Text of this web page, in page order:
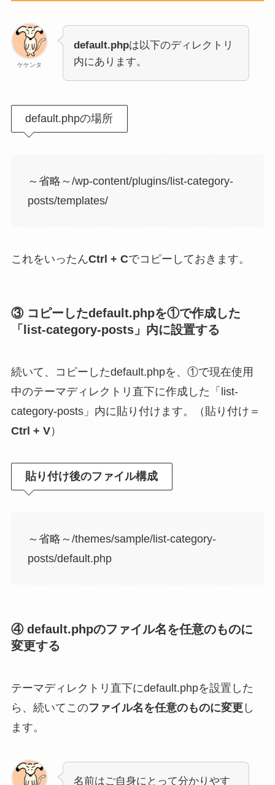
ケケンタ
default.phpは以下のディレクトリ
内にあります。
default.phpの場所
～省略～/wp-content/plugins/list-category-
posts/templates/
これをいったんCtrl + Cでコピーしておきます。
③ コピーしたdefault.phpを①で作成した
「list-category-posts」内に設置する
続いて、コピーしたdefault.phpを、①で現在使用
中のテーマディレクトリ直下に作成した「list-
category-posts」内に貼り付けます。（貼り付け＝
Ctrl + V）
貼り付け後のファイル構成
～省略～/themes/sample/list-category-
posts/default.php
④ default.phpのファイル名を任意のものに
変更する
テーマディレクトリ直下にdefault.phpを設置した
ら、続いてこのファイル名を任意のものに変更し
ます。
名前はご自身にとって分かりやす